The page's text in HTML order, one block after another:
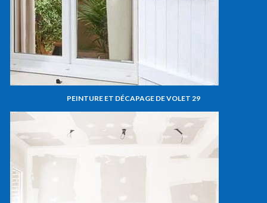
PEINTURE ET DÉCAPAGE DE VOLET 29